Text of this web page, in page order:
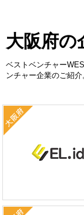
大阪府の
ベストベンチャー
ンチャー企業のご紹介